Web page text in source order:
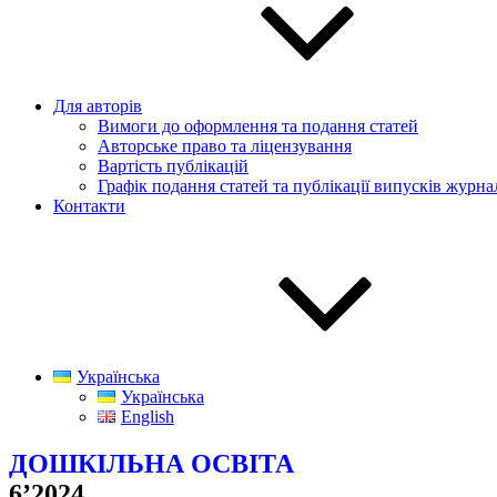
Для авторів
Вимоги до оформлення та подання статей
Авторське право та ліцензування
Вартість публікацій
Графік подання статей та публікації випусків
Контакти
Українська
Українська
English
ДОШКІЛЬНА ОСВІТА